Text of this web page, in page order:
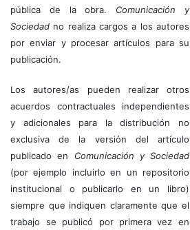
pública de la obra. Comunicación y
Sociedad no realiza cargos a los autores
por enviar y procesar artículos para su
publicación.
Los autores/as pueden realizar otros
acuerdos contractuales independientes
y adicionales para la distribución no
exclusiva de la versión del artículo
publicado en Comunicación y Sociedad
(por ejemplo incluirlo en un repositorio
institucional o publicarlo en un libro)
siempre que indiquen claramente que el
trabajo se publicó por primera vez en